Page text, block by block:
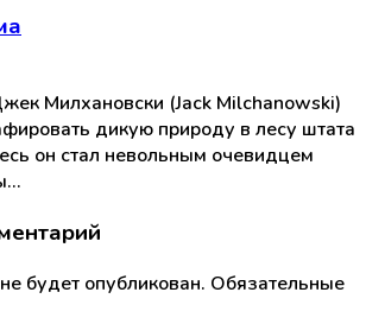
Милхановски (Jack Milchanowski)
дикую природу в лесу штата
он стал невольным очевидцем
будет опубликован. Обязательные